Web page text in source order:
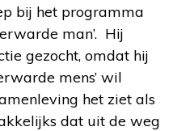
bij het programma
man’. Hij
gezocht, omdat hij
mens’ wil
het ziet als
dat uit de weg